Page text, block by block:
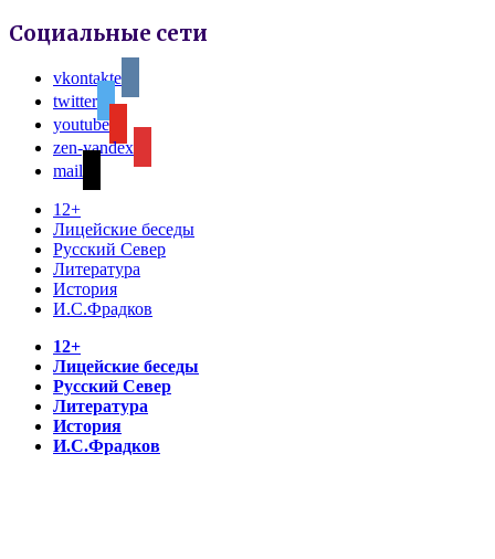
Социальные сети
vkontakte
twitter
youtube
zen-yandex
mail
12+
Лицейские беседы
Русский Север
Литература
История
И.С.Фрадков
12+
Лицейские беседы
Русский Север
Литература
История
И.С.Фрадков